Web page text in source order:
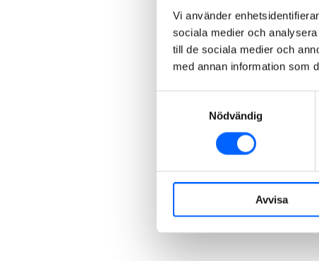
Vi använder
sociala medier och
till de sociala medier och
med annan information som
Nödvändig
Avvisa